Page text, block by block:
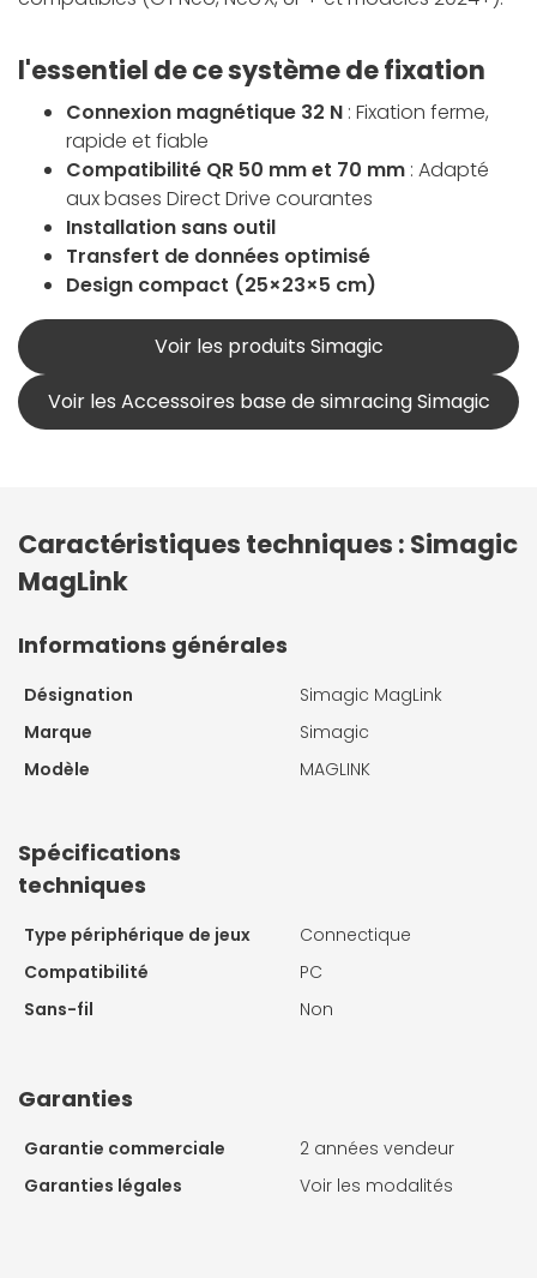
l'essentiel de ce système de fixation
Connexion magnétique 32 N : Fixation ferme,
rapide et fiable
Compatibilité QR 50 mm et 70 mm : Adapté
aux bases Direct Drive courantes
Installation sans outil
Transfert de données optimisé
Design compact (25×23×5 cm)
Voir les produits Simagic
Voir les Accessoires base de simracing Simagic
Caractéristiques techniques : Simagic
MagLink
Informations générales
Désignation
Simagic MagLink
Marque
Simagic
Modèle
MAGLINK
Spécifications
techniques
Type périphérique de jeux
Connectique
Compatibilité
PC
Sans-fil
Non
Garanties
Garantie commerciale
2 années vendeur
Garanties légales
Voir les modalités